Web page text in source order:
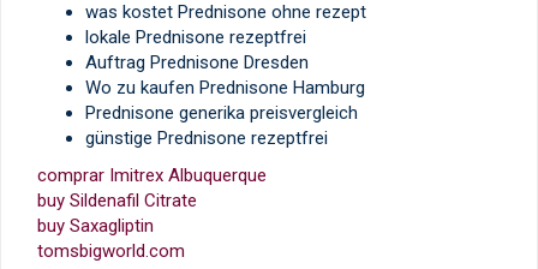
was kostet Prednisone ohne rezept
lokale Prednisone rezeptfrei
Auftrag Prednisone Dresden
Wo zu kaufen Prednisone Hamburg
Prednisone generika preisvergleich
günstige Prednisone rezeptfrei
comprar Imitrex Albuquerque
buy Sildenafil Citrate
buy Saxagliptin
tomsbigworld.com